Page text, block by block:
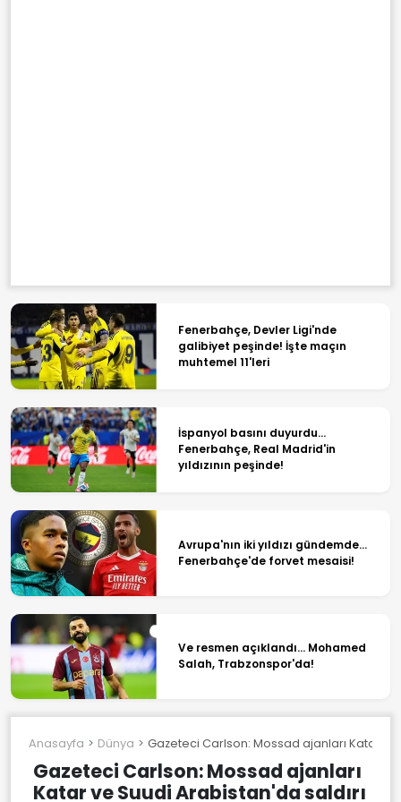
Fenerbahçe, Devler Ligi'nde
galibiyet peşinde! İşte maçın
muhtemel 11'leri
İspanyol basını duyurdu...
Fenerbahçe, Real Madrid'in
yıldızının peşinde!
Avrupa'nın iki yıldızı gündemde...
Fenerbahçe'de forvet mesaisi!
Ve resmen açıklandı... Mohamed
Salah, Trabzonspor'da!
Anasayfa Dünya Gazeteci Carlson: Mossad ajanları Katar
Gazeteci Carlson: Mossad ajanları
Katar ve Suudi Arabistan'da saldırı